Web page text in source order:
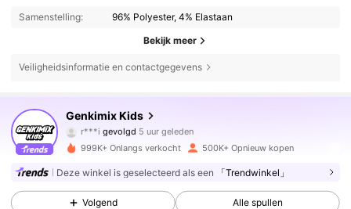
Samenstelling: 96% Polyester, 4% Elastaan
Bekijk meer
Veiligheidsinformatie en contactgegevens
Genkimix Kids
r***igevolgd5 uur geleden
t***0is aan het browsen
4.88
310K Volgers
4.88 310K Volgers
999K+ Onlangs verkocht 500K+ Opnieuw kopen
Deze winkel is geselecteerd als een 「Trendwinkel」
Volgend Alle spullen